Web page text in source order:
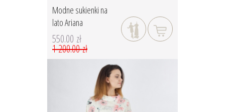
Modne sukienki na
lato Ariana
550.00 zł
1 200.00 zł